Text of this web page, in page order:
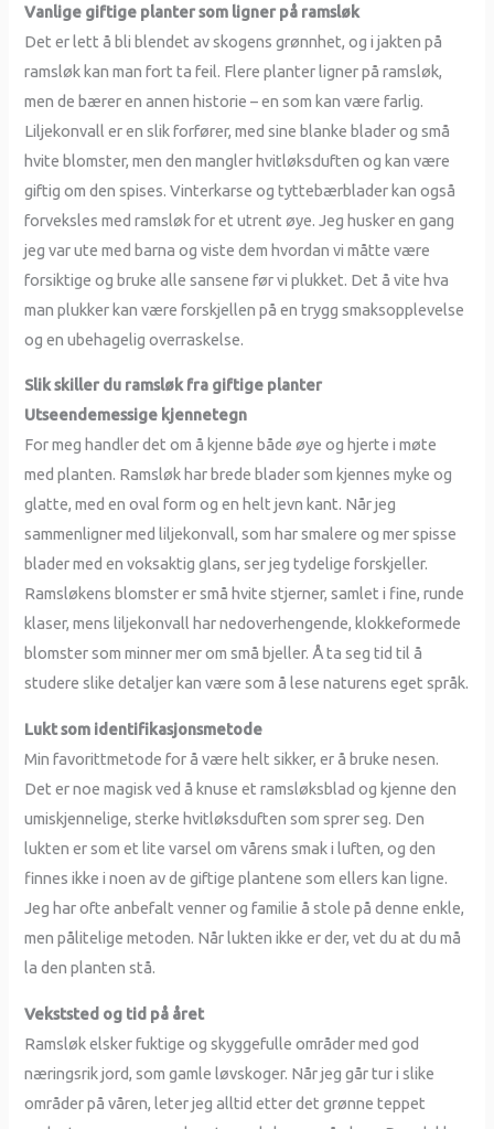
Vanlige giftige planter som ligner på ramsløk
Det er lett å bli blendet av skogens grønnhet, og i jakten på
ramsløk kan man fort ta feil. Flere planter ligner på ramsløk,
men de bærer en annen historie – en som kan være farlig.
Liljekonvall er en slik forfører, med sine blanke blader og små
hvite blomster, men den mangler hvitløksduften og kan være
giftig om den spises. Vinterkarse og tyttebærblader kan også
forveksles med ramsløk for et utrent øye. Jeg husker en gang
jeg var ute med barna og viste dem hvordan vi måtte være
forsiktige og bruke alle sansene før vi plukket. Det å vite hva
man plukker kan være forskjellen på en trygg smaksopplevelse
og en ubehagelig overraskelse.
Slik skiller du ramsløk fra giftige planter
Utseendemessige kjennetegn
For meg handler det om å kjenne både øye og hjerte i møte
med planten. Ramsløk har brede blader som kjennes myke og
glatte, med en oval form og en helt jevn kant. Når jeg
sammenligner med liljekonvall, som har smalere og mer spisse
blader med en voksaktig glans, ser jeg tydelige forskjeller.
Ramsløkens blomster er små hvite stjerner, samlet i fine, runde
klaser, mens liljekonvall har nedoverhengende, klokkeformede
blomster som minner mer om små bjeller. Å ta seg tid til å
studere slike detaljer kan være som å lese naturens eget språk.
Lukt som identifikasjonsmetode
Min favorittmetode for å være helt sikker, er å bruke nesen.
Det er noe magisk ved å knuse et ramsløksblad og kjenne den
umiskjennelige, sterke hvitløksduften som sprer seg. Den
lukten er som et lite varsel om vårens smak i luften, og den
finnes ikke i noen av de giftige plantene som ellers kan ligne.
Jeg har ofte anbefalt venner og familie å stole på denne enkle,
men pålitelige metoden. Når lukten ikke er der, vet du at du må
la den planten stå.
Vekststed og tid på året
Ramsløk elsker fuktige og skyggefulle områder med god
næringsrik jord, som gamle løvskoger. Når jeg går tur i slike
områder på våren, leter jeg alltid etter det grønne teppet